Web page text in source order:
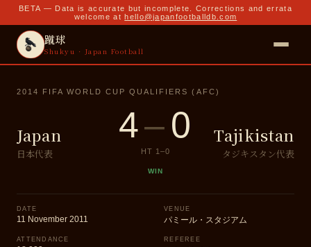
BETA — Data is accurate but incomplete. Corrections and errata
welcome at hello@japanfootballdb.com
蹴球
Shukyu · Japan Football
2014 FIFA WORLD CUP QUALIFIERS (AFC)
Japan
日本代表
4–0
HT 1 –0
WIN
Tajikistan
タジキスタン代表
DATE
11 November 2011
VENUE
パミール・スタジアム
ATTENDANCE REFEREE